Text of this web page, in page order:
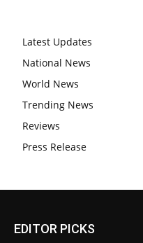
Latest Updates
National News
World News
Trending News
Reviews
Press Release
EDITOR PICKS